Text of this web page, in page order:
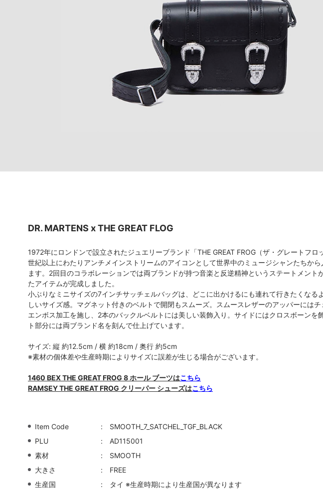
DR. MARTENS x THE GREAT FLOG
1972年にロンドンで設立されたジュエリーブランド「THE GREAT FROG（ザ・グレートフ
世紀以上にわたりアンチメインストリームのアイコンとして世界中のミュージシャンたちから
ます。2回目のコラボレーションでは両ブランドが持つ音楽と反逆精神というステートメント
たアイテムが完成しました。
小ぶりなミニサイズの7インチサッチェルバッグは、どこに出かけるにも連れて行きたくなる
しいサイズ感。マグネット付きのベルトで開閉もスムーズ。スムースレザーのアッパーには
エンボス加工を施し、2本のバックルベルトには美しい装飾入り。サイドにはクロスボーンを
ト部分には両ブランド名を刻んで仕上げています。
サイズ: 縦 約12.5cm / 横 約18cm / 奥行 約5cm
※素材の個体差や生産時期によりサイズに誤差が生じる場合がございます。
1460 BEX THE GREAT FROG 8 ホール ブーツはこちら
RAMSEY THE GREAT FROG クリーパー シューズはこちら
Item Code
SMOOTH_7_SATCHEL_TGF_BLACK
PLU
AD115001
素材
SMOOTH
大きさ
FREE
生産国
タイ ※生産時期により生産国が異なります